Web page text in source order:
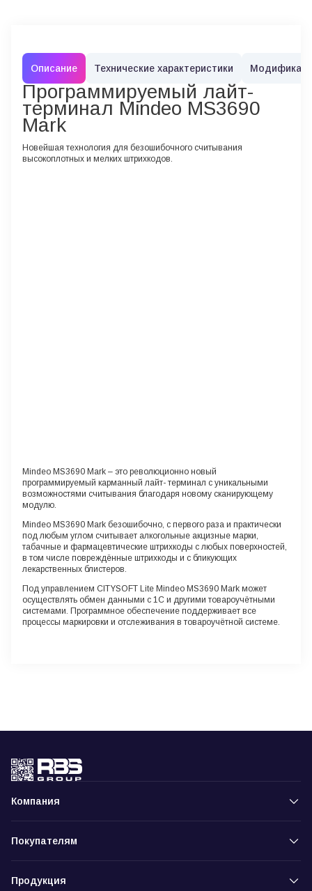
Описание Технические характеристики
Программируемый лайт-
терминал Mindeo MS3690
Mark
Новейшая технология для безошибочного считывания
высокоплотных и мелких штрихкодов.
Mindeo MS3690 Mark – это революционно новый
программируемый карманный лайт- терминал с уникальными
возможностями считывания благодаря новому сканирующему
модулю.
Mindeo MS3690 Mark безошибочно, с первого раза и практически
под любым углом считывает алкогольные акцизные марки,
табачные и фармацевтические штрихкоды с любых поверхностей,
в том числе повреждённые штрихкоды и с бликующих
лекарственных блистеров.
Под управлением CITYSOFT Lite Mindeo MS3690 Mark может
осуществлять обмен данными с 1С и другими товароучётными
системами. Программное обеспечение поддерживает все
процессы маркировки и отслеживания в товароучётной системе.
Компания
Покупателям
Продукция